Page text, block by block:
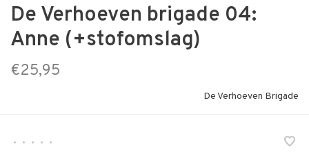
De Verhoeven brigade 04:
Anne (+stofomslag)
€25,95
De Verhoeven Brigade
• • • • •